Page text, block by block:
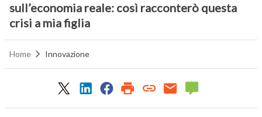
sull’economia reale: così racconterò questa
crisi a mia figlia
Home Innovazione